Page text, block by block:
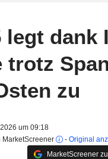
legt dank
trotz
zu
um 09:18
MarketScreener
- Original
MarketScreener